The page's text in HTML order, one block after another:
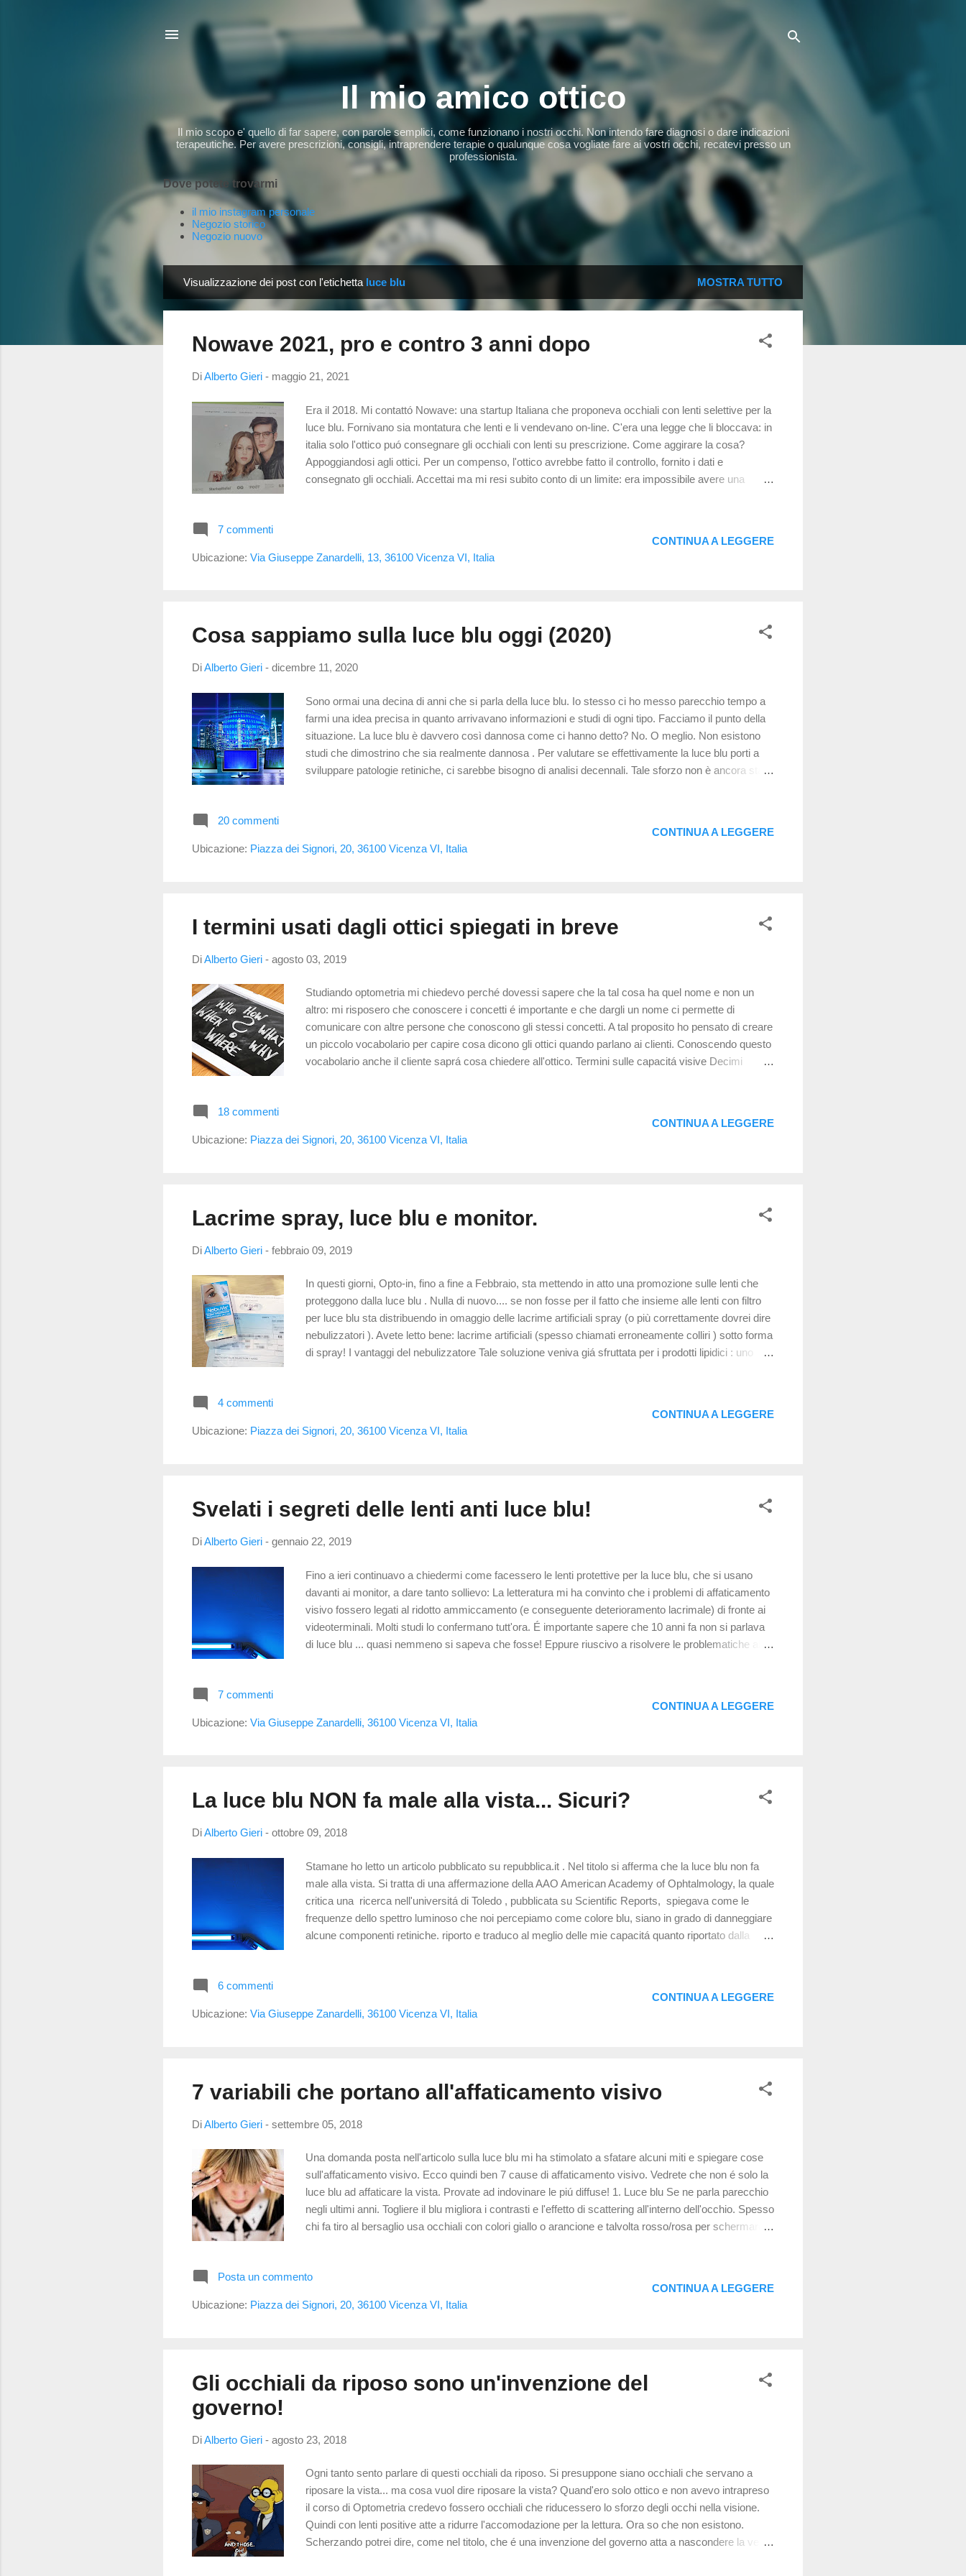
Passa ai contenuti principali
Il mio amico ottico
Il mio scopo e' quello di far sapere, con parole semplici, come funzionano i nostri occhi. Non intendo fare diagnosi o dare indicazioni
terapeutiche. Per avere prescrizioni, consigli, intraprendere terapie o qualunque cosa vogliate fare ai vostri occhi, recatevi presso un
professionista.
Dove potete trovarmi
il mio instagram personale
Negozio storico
Negozio nuovo
P
o
Visualizzazione dei post con l'etichetta luce blu MOSTRA TUTTO
Nowave 2021, pro e contro 3 anni dopo
DiAlberto Gieri - maggio 21, 2021
Era il 2018. Mi contattó Nowave: una startup Italiana che proponeva occhiali con lenti selettive per la
luce blu. Fornivano sia montatura che lenti e li vendevano on-line. C'era una legge che li bloccava: in
italia solo l'ottico puó consegnare gli occhiali con lenti su prescrizione. Come aggirare la cosa?
Appoggiandosi agli ottici. Per un compenso, l'ottico avrebbe fatto il controllo, fornito i dati e
consegnato gli occhiali. Accettai ma mi resi subito conto di un limite: era impossibile avere una
consegne sono andate bene. Altre non benissimo. Ricordo, ad esempio, di una ragazza che aveva
comunicato i dati di centratura rilevati con una app: i dati non erano corretti e ...
7 commenti
Ubicazione: Via Giuseppe Zanardelli, 13, 36100 Vicenza VI, Italia
CONTINUA A LEGGERE
Cosa sappiamo sulla luce blu oggi (2020)
DiAlberto Gieri - dicembre 11, 2020
Sono ormai una decina di anni che si parla della luce blu. Io stesso ci ho messo parecchio tempo a
farmi una idea precisa in quanto arrivavano informazioni e studi di ogni tipo. Facciamo il punto della
situazione. La luce blu è davvero così dannosa come ci hanno detto? No. O meglio. Non esistono
studi che dimostrino che sia realmente dannosa . Per valutare se effettivamente la luce blu porti a
sviluppare patologie retiniche, ci sarebbe bisogno di analisi decennali. Tale sforzo non è ancora stato
naturali . Può alterare il ciclo sonno/veglia? Diversi studi hanno dimostrato come la luce blu possa
disturbare il sonno. Pare infatti che il sistema visivo sia complice nella regolazione d...
20 commenti
Ubicazione: Piazza dei Signori, 20, 36100 Vicenza VI, Italia
CONTINUA A LEGGERE
I termini usati dagli ottici spiegati in breve
DiAlberto Gieri - agosto 03, 2019
Studiando optometria mi chiedevo perché dovessi sapere che la tal cosa ha quel nome e non un
altro: mi risposero che conoscere i concetti é importante e che dargli un nome ci permette di
comunicare con altre persone che conoscono gli stessi concetti. A tal proposito ho pensato di creare
un piccolo vocabolario per capire cosa dicono gli ottici quando parlano ai clienti. Conoscendo questo
vocabolario anche il cliente saprá cosa chiedere all'ottico. Termini sulle capacitá visive Decimi
quantitá accettata come buona e che indica un ottimale stato visivo é quella di 10/10. Diottrie
Definisce il potere di una lente . Maggiore é il numero espresso e piú spessa sará la lente. Diot...
18 commenti
Ubicazione: Piazza dei Signori, 20, 36100 Vicenza VI, Italia
CONTINUA A LEGGERE
Lacrime spray, luce blu e monitor.
DiAlberto Gieri - febbraio 09, 2019
In questi giorni, Opto-in, fino a fine a Febbraio, sta mettendo in atto una promozione sulle lenti che
proteggono dalla luce blu . Nulla di nuovo.... se non fosse per il fatto che insieme alle lenti con filtro
per luce blu sta distribuendo in omaggio delle lacrime artificiali spray (o più correttamente dovrei dire
nebulizzatori ). Avete letto bene: lacrime artificiali (spesso chiamati erroneamente colliri ) sotto forma
di spray! I vantaggi del nebulizzatore Tale soluzione veniva giá sfruttata per i prodotti lipidici : uno
anche per lacrime artificiali che integrano la parte mucinica e quella liquida , che ad oggi erano
disponibili solo in gocce. I vantaggi rimangono g...
4 commenti
Ubicazione: Piazza dei Signori, 20, 36100 Vicenza VI, Italia
CONTINUA A LEGGERE
Svelati i segreti delle lenti anti luce blu!
DiAlberto Gieri - gennaio 22, 2019
Fino a ieri continuavo a chiedermi come facessero le lenti protettive per la luce blu, che si usano
davanti ai monitor, a dare tanto sollievo: La letteratura mi ha convinto che i problemi di affaticamento
visivo fossero legati al ridotto ammiccamento (e conseguente deterioramento lacrimale) di fronte ai
videoterminali. Molti studi lo confermano tutt'ora. É importante sapere che 10 anni fa non si parlava
di luce blu ... quasi nemmeno si sapeva che fosse! Eppure riuscivo a risolvere le problematiche al
sono alterati siamo in presenza di una situazione chiamata dislacrimia ... per gli amici "occhio
secco". Il termine dislacrimia racchiude tutte le anomalie del...
7 commenti
Ubicazione: Via Giuseppe Zanardelli, 36100 Vicenza VI, Italia
CONTINUA A LEGGERE
La luce blu NON fa male alla vista... Sicuri?
DiAlberto Gieri - ottobre 09, 2018
Stamane ho letto un articolo pubblicato su repubblica.it . Nel titolo si afferma che la luce blu non fa
male alla vista. Si tratta di una affermazione della AAO American Academy of Ophtalmology, la quale
critica una ricerca nell'universitá di Toledo , pubblicata su Scientific Reports, spiegava come le
frequenze dello spettro luminoso che noi percepiamo come colore blu, siano in grado di danneggiare
alcune componenti retiniche. riporto e traduco al meglio delle mie capacitá quanto riportato dalla
retiniche Le cellule testate non sono state esposte alla luce nello stesso modo in cui vengono
esposte in natura. La parte di cullule (la mebrana cellulare) at...
6 commenti
Ubicazione: Via Giuseppe Zanardelli, 36100 Vicenza VI, Italia
CONTINUA A LEGGERE
7 variabili che portano all'affaticamento visivo
DiAlberto Gieri - settembre 05, 2018
Una domanda posta nell'articolo sulla luce blu mi ha stimolato a sfatare alcuni miti e spiegare cose
sull'affaticamento visivo. Ecco quindi ben 7 cause di affaticamento visivo. Vedrete che non é solo la
luce blu ad affaticare la vista. Provate ad indovinare le piú diffuse! 1. Luce blu Se ne parla parecchio
negli ultimi anni. Togliere il blu migliora i contrasti e l'effetto di scattering all'interno dell'occhio. Spesso
chi fa tiro al bersaglio usa occhiali con colori giallo o arancione e talvolta rosso/rosa per schermare
contrasto puó significare anche piú precisione e meno affaticamento visivo, ma lo scopo per cui
sono nati i trattamenti selettivi per la luce blu é la prevenzione delle retinopatie. Le onde corte (blu,
violetto, UV) sono infa...
Posta un commento
Ubicazione: Piazza dei Signori, 20, 36100 Vicenza VI, Italia
CONTINUA A LEGGERE
Gli occhiali da riposo sono un'invenzione del
governo!
DiAlberto Gieri - agosto 23, 2018
Ogni tanto sento parlare di questi occhiali da riposo. Si presuppone siano occhiali che servano a
riposare la vista... ma cosa vuol dire riposare la vista? Quand'ero solo ottico e non avevo intrapreso
il corso di Optometria credevo fossero occhiali che riducessero lo sforzo degli occhi nella visione.
Quindi con lenti positive atte a ridurre l'accomodazione per la lettura. Ora so che non esistono.
Scherzando potrei dire, come nel titolo, che é una invenzione del governo atta a nascondere la veritá